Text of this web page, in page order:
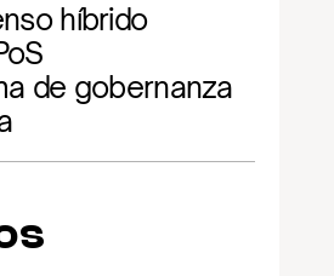
híbrido
de gobernanza